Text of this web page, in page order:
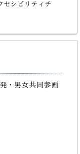
セシビリティチ
・男女共同参画